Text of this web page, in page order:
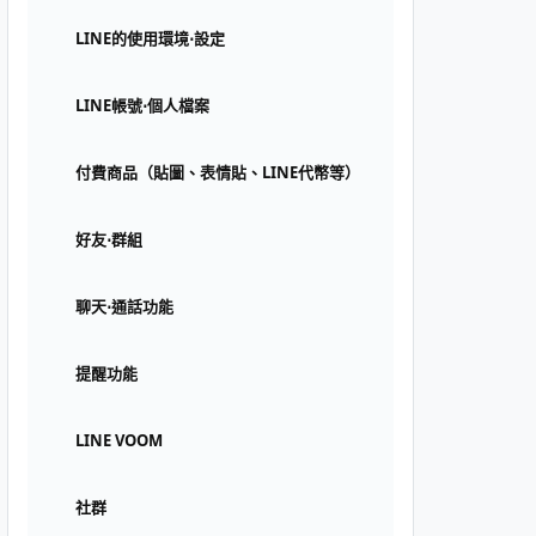
LINE的使用環境⋅設定
LINE帳號⋅個人檔案
付費商品（貼圖、表情貼、LINE代幣等）
好友⋅群組
聊天⋅通話功能
提醒功能
LINE VOOM
社群